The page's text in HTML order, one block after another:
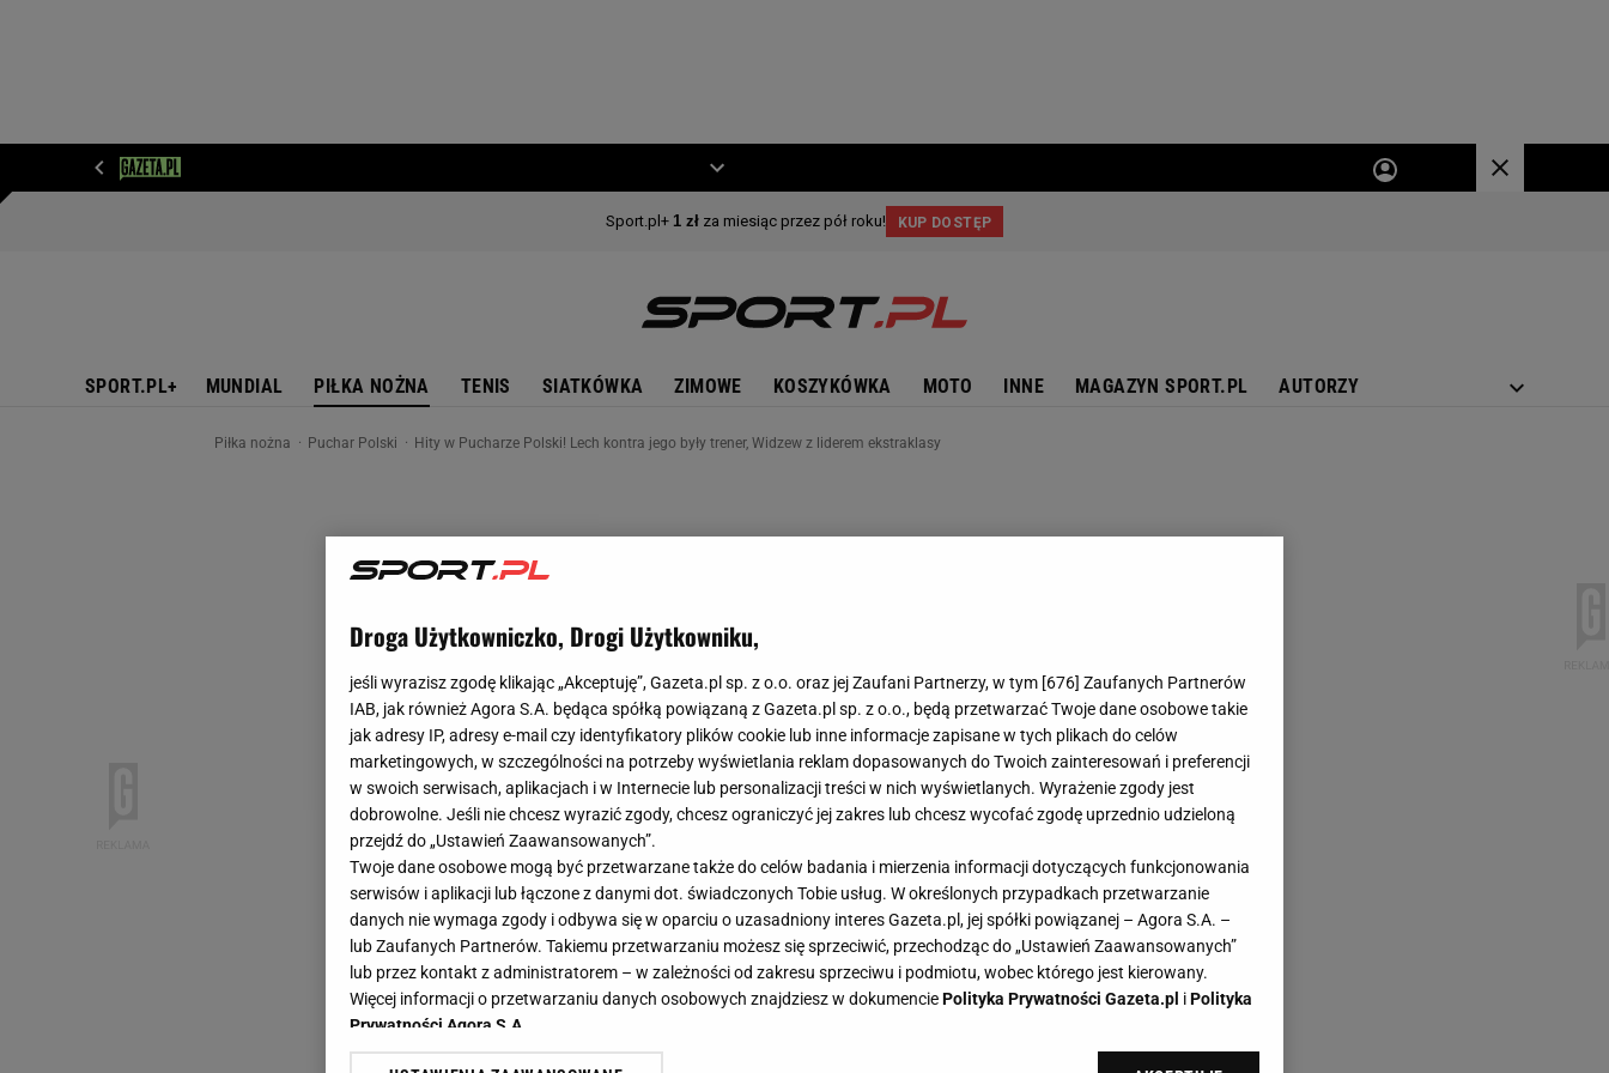
SPORT.PL+ MUNDIAL PIŁKA NOŻNA TENIS SIATKÓWKA ZIMOWE KOSZYKÓWKA MOTO INNE MAGAZYN SPORT.PL AUTORZY
Piłka nożna Puchar Polski Hity w Pucharze Polski! Lech kontra jego były trener, Widzew z liderem ekstraklasy
Droga Użytkowniczko, Drogi Użytkowniku,
jeśli wyrazisz zgodę klikając „Akceptuję”, Gazeta.pl sp. z o.o. oraz jej Zaufani Partnerzy, w tym [676] Zaufanych Partnerów
IAB, jak również Agora S.A. będąca spółką powiązaną z Gazeta.pl sp. z o.o., będą przetwarzać Twoje dane osobowe takie
jak adresy IP, adresy e-mail czy identyfikatory plików cookie lub inne informacje zapisane w tych plikach do celów
marketingowych, w szczególności na potrzeby wyświetlania reklam dopasowanych do Twoich zainteresowań i preferencji
w swoich serwisach, aplikacjach i w Internecie lub personalizacji treści w nich wyświetlanych. Wyrażenie zgody jest
dobrowolne. Jeśli nie chcesz wyrazić zgody, chcesz ograniczyć jej zakres lub chcesz wycofać zgodę uprzednio udzieloną
przejdź do „Ustawień Zaawansowanych”.
Twoje dane osobowe mogą być przetwarzane także do celów badania i mierzenia informacji dotyczących funkcjonowania
serwisów i aplikacji lub łączone z danymi dot. świadczonych Tobie usług. W określonych przypadkach przetwarzanie
danych nie wymaga zgody i odbywa się w oparciu o uzasadniony interes Gazeta.pl, jej spółki powiązanej – Agora S.A. –
lub Zaufanych Partnerów. Takiemu przetwarzaniu możesz się sprzeciwić, przechodząc do „Ustawień Zaawansowanych”
lub przez kontakt z administratorem – w zależności od zakresu sprzeciwu i podmiotu, wobec którego jest kierowany.
Więcej informacji o przetwarzaniu danych osobowych znajdziesz w dokumenciePolityka Prywatności Gazeta.pl iPolityka
Prywatności Agora S.A.